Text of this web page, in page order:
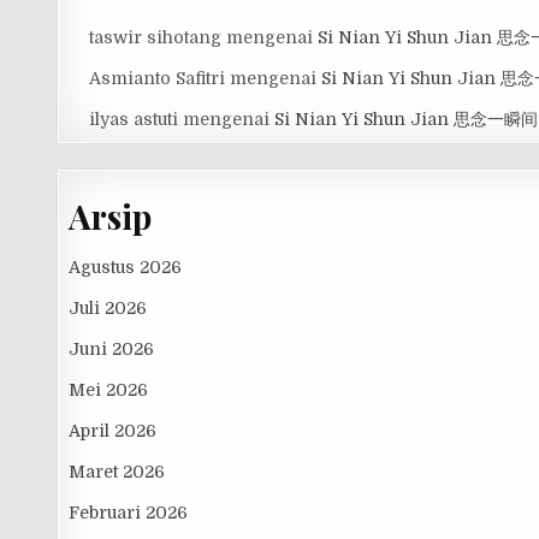
taswir sihotangmengenai Si Nian Yi Shun Jian 思念
Asmianto Safitri mengenai Si Nian Yi Shun Jian 思念
ilyas astuti mengenai Si Nian Yi Shun Jian 思念一瞬间
Arsip
Agustus 2026
Juli 2026
Juni 2026
Mei 2026
April 2026
Maret 2026
Februari 2026